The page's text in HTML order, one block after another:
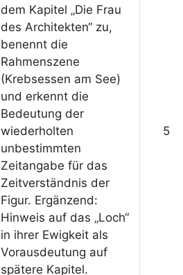
dem Kapitel „Die Frau
des Architekten“ zu,
benennt die
Rahmenszene
(Krebsessen am See)
und erkennt die
Bedeutung der
wiederholten
unbestimmten
Zeitangabe für das
Zeitverständnis der
Figur. Ergänzend:
Hinweis auf das „Loch“
in ihrer Ewigkeit als
Vorausdeutung auf
spätere Kapitel.
5